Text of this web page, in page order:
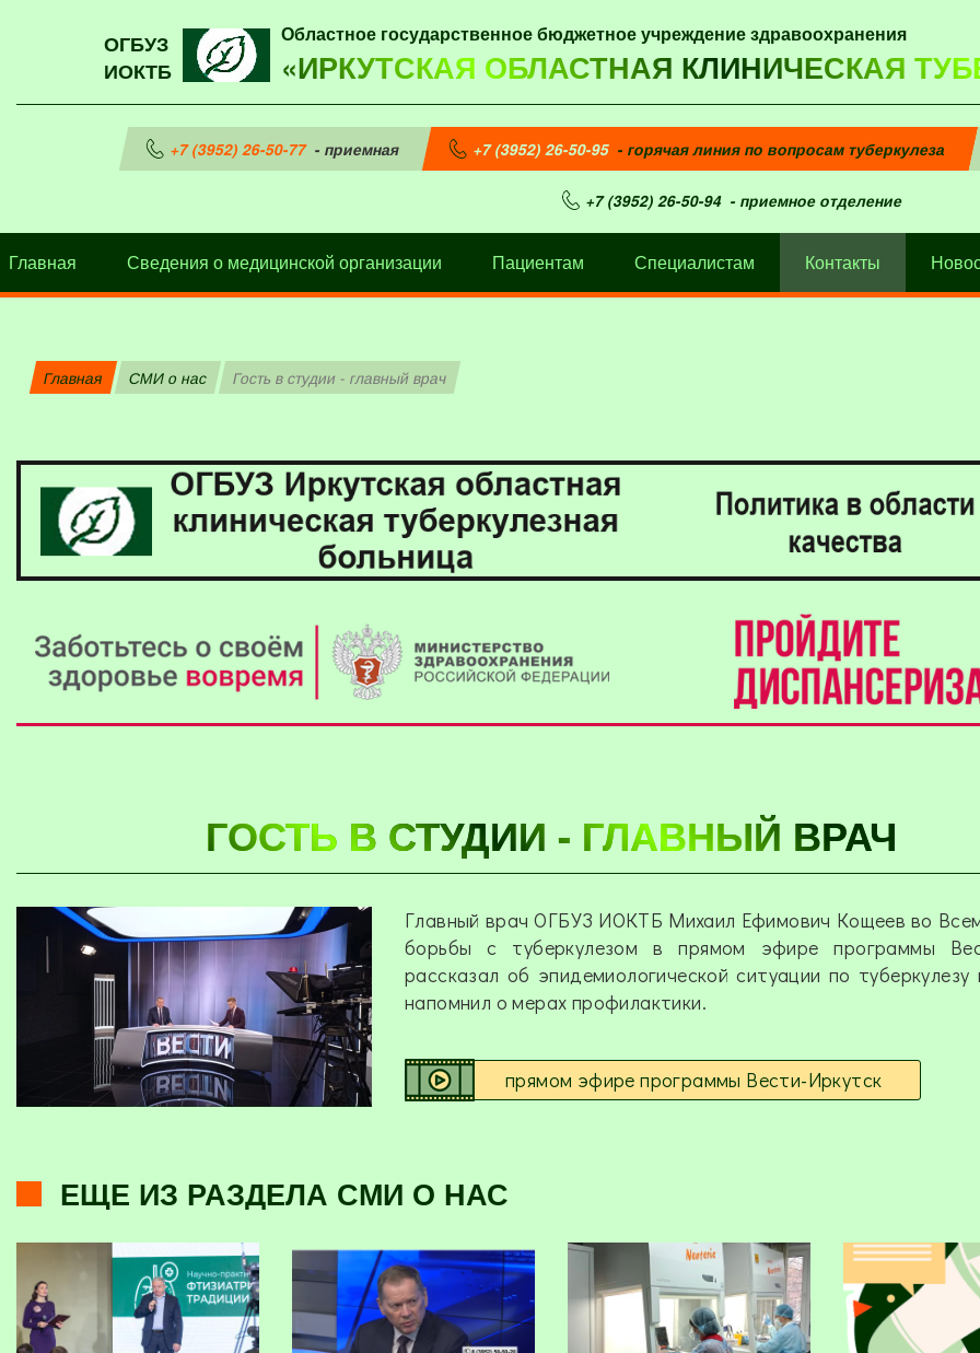
ОГБУЗ
ИОКТБ
Областное государственное бюджетное учреждение здравоохранения
«ИРКУТСКАЯ ОБЛАСТНАЯ КЛИНИЧЕСКАЯ
+7 (3952) 26-50-77- приемная +7 (3952) 26-50-95- горячая линия по вопросам туберкулеза
+7 (3952) 26-50-94- приемное отделение
Главная Сведения о медицинской организации Пациентам Специалистам Контакты
Главная СМИ о нас Гость в студии - главный врач
ГОСТЬ В СТУДИИ - ГЛАВНЫЙ ВРАЧ
Главный врач ОГБУЗ ИОКТБ Михаил Ефимович Кощеев во
борьбы с туберкулезом в прямом эфире программы
рассказал об эпидемиологической ситуации по туберкулезу
напомнил о мерах профилактики.
прямом эфире программы Вести-Иркутск
ЕЩЕ ИЗ РАЗДЕЛА СМИ О НАС